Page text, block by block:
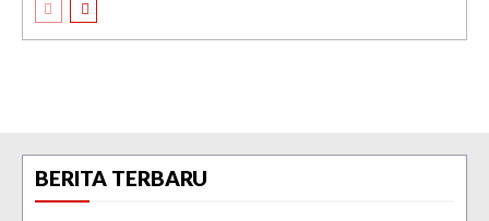
BERITA TERBARU